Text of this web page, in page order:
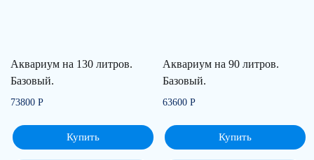
Аквариум на 130 литров.
Базовый.
73800 Р
Купить
Аквариум на 90 литров.
Базовый.
63600Р
Купить